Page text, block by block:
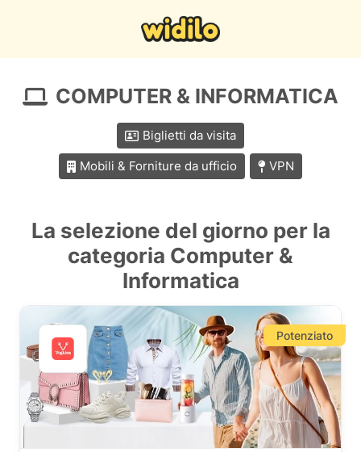
COMPUTER & INFORMATICA
Biglietti da visita
Mobili & Forniture da ufficio
VPN
La selezione del giorno per la
categoria Computer &
Informatica
Potenziato